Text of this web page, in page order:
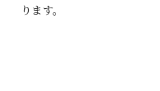
ります。